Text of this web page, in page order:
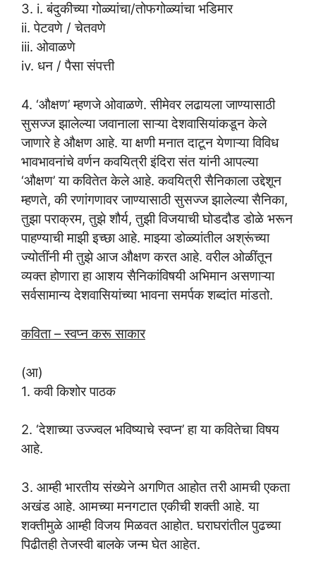
3. i. बंदुकीच्या गोळ्यांचा/तोफगोळ्यांचा भडिमार
ii. पेटवणे / चेतवणे
iii. ओवाळणे
iv. धन / पैसा संपत्ती
4. ‘औक्षण’ म्हणजे ओवाळणे. सीमेवर लढायला जाण्यासाठी
सुसज्ज झालेल्या जवानाला साऱ्या देशवासियांकडून केले
जाणारे हे औक्षण आहे. या क्षणी मनात दाटून येणाऱ्या विविध
भावभावनांचे वर्णन कवयित्री इंदिरा संत यांनी आपल्या
‘औक्षण’ या कवितेत केले आहे. कवयित्री सैनिकाला उद्देशून
म्हणते, की रणांगणावर जाण्यासाठी सुसज्ज झालेल्या सैनिका,
तुझा पराक्रम, तुझे शौर्य, तुझी विजयाची घोडदौड डोळे भरून
पाहण्याची माझी इच्छा आहे. माझ्या डोळ्यांतील अश्रूंच्या
ज्योतींनी मी तुझे आज औक्षण करत आहे. वरील ओळींतून
व्यक्त होणारा हा आशय सैनिकांविषयी अभिमान असणाऱ्या
सर्वसामान्य देशवासियांच्या भावना समर्पक शब्दांत मांडतो.
कविता – स्वप्न करू साकार
(आ)
1. कवी किशोर पाठक
2. ‘देशाच्या उज्ज्वल भविष्याचे स्वप्न’ हा या कवितेचा विषय
आहे.
3. आम्ही भारतीय संख्येने अगणित आहोत तरी आमची एकता
अखंड आहे. आमच्या मनगटात एकीची शक्ती आहे. या
शक्तीमुळे आम्ही विजय मिळवत आहोत. घराघरांतील पुढच्या
पिढीतही तेजस्वी बालके जन्म घेत आहेत.